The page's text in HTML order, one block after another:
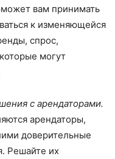
вам принимать
к изменяющейся
спрос,
могут
с арендаторами.
арендаторы,
доверительные
Решайте их